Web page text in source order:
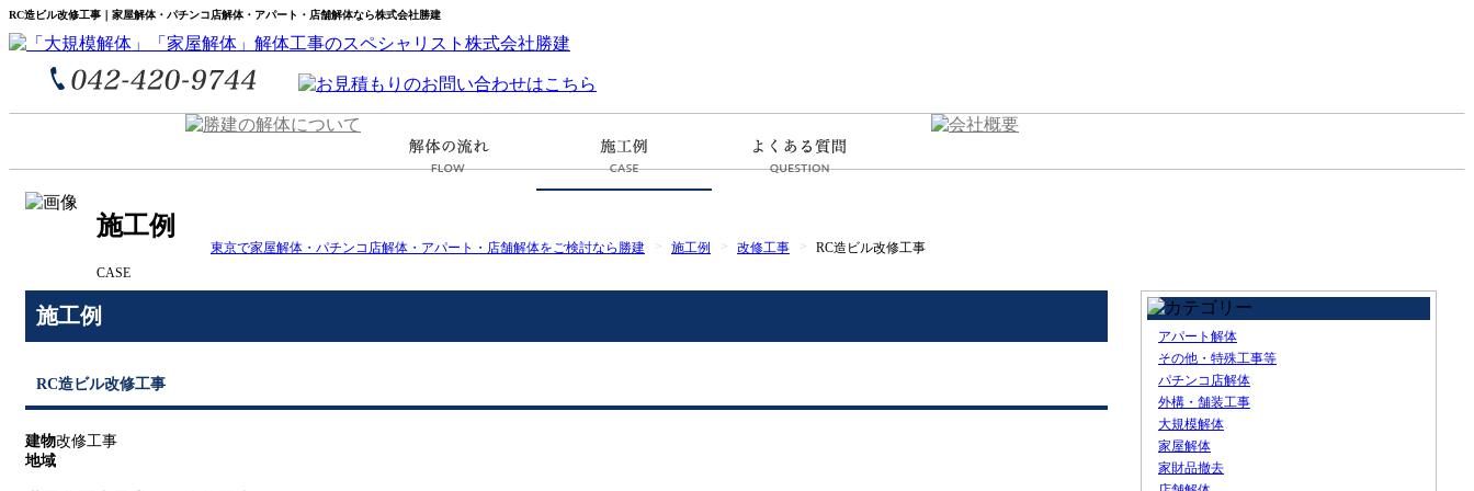
RC造ビル改修工事｜家屋解体・パチンコ店解体・アパート・店舗解体なら株式会社勝建
施工例
CASE
東京で家屋解体・パチンコ店解体・アパート・店舗解体をご検討なら勝建 施工例 改修工事 RC造ビル改修工事
施工例
RC造ビル改修工事
建物改修工事
地域
アパート解体
その他・特殊工事等
パチンコ店解体
外構・舗装工事
大規模解体
家屋解体
家財品撤去